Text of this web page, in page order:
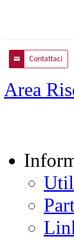
Contattaci
Area